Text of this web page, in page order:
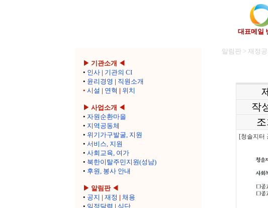
대표메일
▶ 기관소개 ◀
• 인사 | 기관의 CI
• 윤리경영 | 직원소개
• 시설 | 연혁 | 위치
▶ 사업소개 ◀
• 자원순환마을
• 지역공동체
• 위기가구발굴, 지원
• 서비스, 지원
• 사회교육, 여가
• 북한이탈주민지원(성남)
• 후원, 봉사 안내
▶ 알림판 ◀
• 공지 | 재정 | 채용
• 일정달력 | 식단
알림판 > 재정공
작
[청솔지터